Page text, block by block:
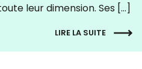
leur dimension. Ses […]
LIRE LA SUITE